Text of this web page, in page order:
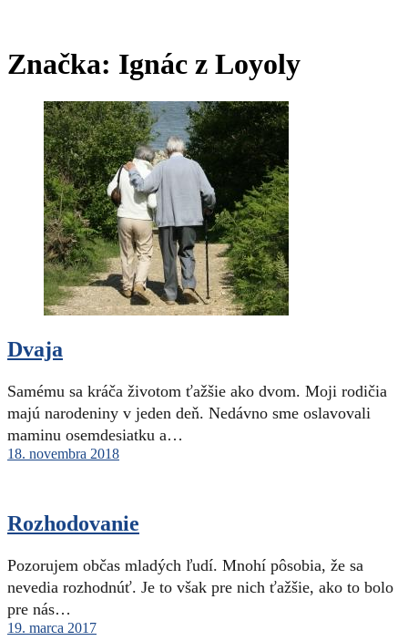
Značka: Ignác z Loyoly
Dvaja
Samému sa kráča životom ťažšie ako dvom. Moji rodičia
majú narodeniny v jeden deň. Nedávno sme oslavovali
maminu osemdesiatku a…
18. novembra 2018
Rozhodovanie
Pozorujem občas mladých ľudí. Mnohí pôsobia, že sa
nevedia rozhodnúť. Je to však pre nich ťažšie, ako to bolo
pre nás…
19. marca 2017